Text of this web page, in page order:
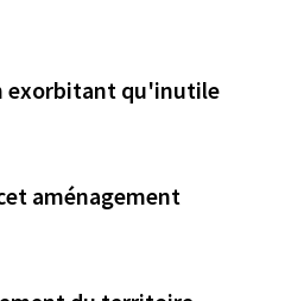
exorbitant qu'inutile
aménagement